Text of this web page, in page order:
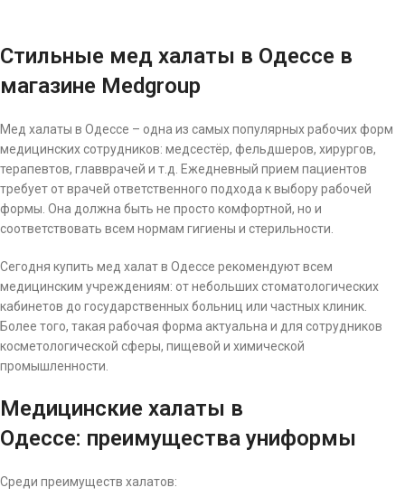
Стильные мед халаты в Одессе в
магазине Medgroup
Мед халаты в Одессе – одна из самых популярных рабочих форм
медицинских сотрудников: медсестёр, фельдшеров, хирургов,
терапевтов, главврачей и т.д. Ежедневный прием пациентов
требует от врачей ответственного подхода к выбору рабочей
формы. Она должна быть не просто комфортной, но и
соответствовать всем нормам гигиены и стерильности.
Сегодня купить мед халат в Одессе рекомендуют всем
медицинским учреждениям: от небольших стоматологических
кабинетов до государственных больниц или частных клиник.
Более того, такая рабочая форма актуальна и для сотрудников
косметологической сферы, пищевой и химической
промышленности.
Медицинские халаты в
Одессе: преимущества униформы
Среди преимуществ халатов: